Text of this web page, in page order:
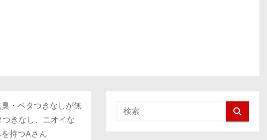
・ベタつきなしが無
きなし、ニオイな
持つAさん